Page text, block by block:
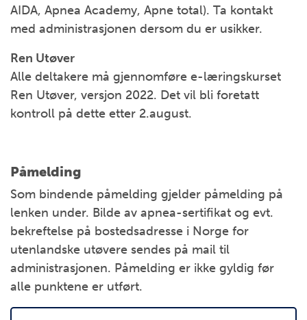
AIDA, Apnea Academy, Apne total). Ta kontakt
med administrasjonen dersom du er usikker.
Ren Utøver
Alle deltakere må gjennomføre e-læringskurset
Ren Utøver, versjon 2022. Det vil bli foretatt
kontroll på dette etter 2.august.
Påmelding
Som bindende påmelding gjelder påmelding på
lenken under. Bilde av apnea-sertifikat og evt.
bekreftelse på bostedsadresse i Norge for
utenlandske utøvere sendes på mail til
administrasjonen. Påmelding er ikke gyldig før
alle punktene er utført.